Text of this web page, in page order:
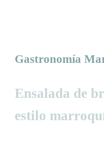
Gastronomía
Ensalada de
estilo